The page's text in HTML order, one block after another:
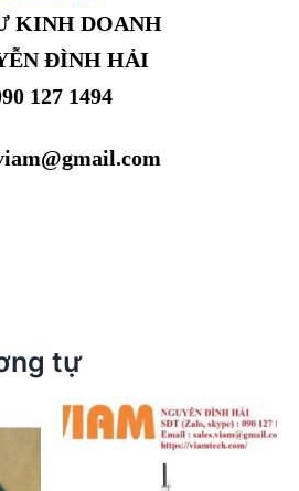
KINH DOANH
ĐÌNH HẢI
127 1494
tự